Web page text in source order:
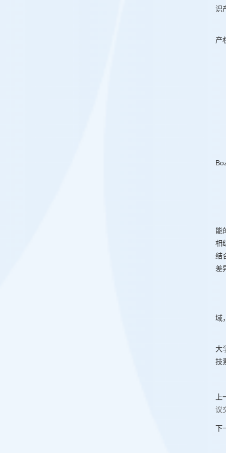
识
产
能
相
结
差
域
大
技
议
下